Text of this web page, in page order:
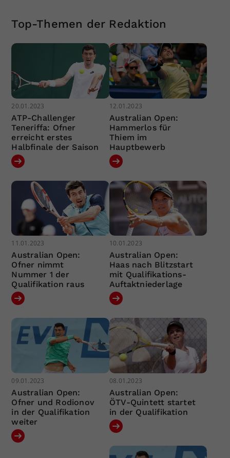
Top-Themen der Redaktion
20.01.2023
ATP-Challenger
Teneriffa: Ofner
erreicht erstes
Halbfinale der Saison
12.01.2023
Australian Open:
Hammerlos für
Thiem im
Hauptbewerb
11.01.2023
Australian Open:
Ofner nimmt
Nummer 1 der
Qualifikation raus
10.01.2023
Australian Open:
Haas nach Blitzstart
mit Qualifikations-
Auftaktniederlage
09.01.2023
Australian Open:
Ofner und Rodionov
in der Qualifikation
weiter
08.01.2023
Australian Open:
ÖTV-Quintett startet
in der Qualifikation